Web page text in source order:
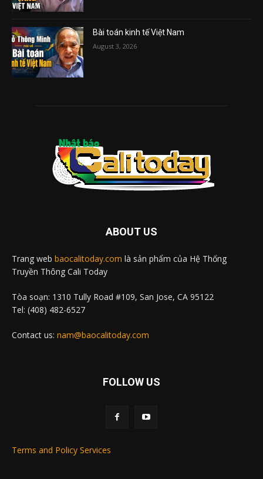
Bài toán kinh tế Việt Nam
August 3, 2026
ABOUT US
Trang web baocalitoday.com là sản phẩm của Hệ Thống
Truyền Thông Cali Today
Tòa soạn: 1310 Tully Road #109, San Jose, CA 95122
Tel: (408) 482-6527
Contact us: nam@baocalitoday.com
FOLLOW US
Terms and Policy Services